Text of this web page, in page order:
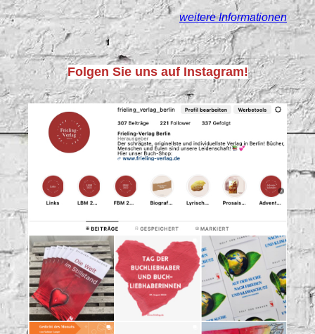
weitere Informationen
Folgen Sie uns auf Instagram!